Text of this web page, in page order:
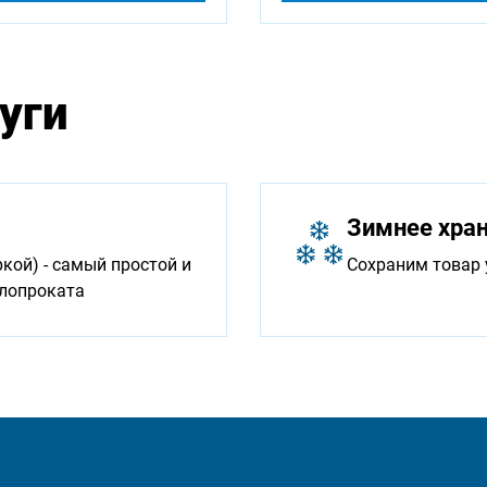
- самый простой и
Зимнее
Сохраним товар